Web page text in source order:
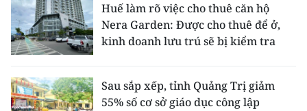
Huế làm rõ việc cho thuê căn hộ
Nera Garden: Được cho thuê để ở,
kinh doanh lưu trú sẽ bị kiểm tra
Sau sắp xếp, tỉnh Quảng Trị giảm
55% số cơ sở giáo dục công lập